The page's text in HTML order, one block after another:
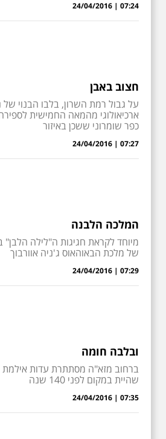
07:24 | 24/04/2016
חצוב באבן
על גבול רמת השרון, בלבו הבנוי
ארכיאולוגי מהמאה החמישית
כפר שומרוני ששכן באיזור
07:27 | 24/04/2016
המלכה הלבנה
מיוחד לקראת חגיגות ה"לילה הלבן"
של מלכת הבאוהאוס ג'ניה אוורבוך
07:29 | 24/04/2016
ובלבה חומה
ברחוב מזא"ה מסתתרת עדות אילמת
שהיית במקום לפני 140 שנה
07:35 | 24/04/2016